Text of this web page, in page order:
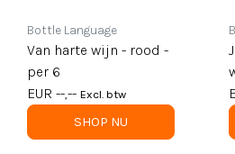
Bottle Language
Van harte wijn - rood -
per 6
EUR --,-- Excl. btw
SHOP NU